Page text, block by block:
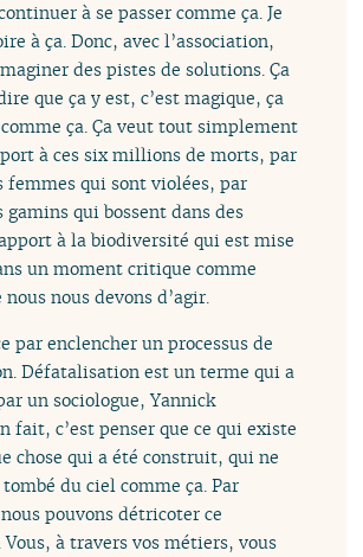
à se passer comme ça. Je
à ça. Donc, avec l’association,
des pistes de solutions. Ça
que ça y est, c’est magique, ça
comme ça. Ça veut tout simplement
à ces six millions de morts, par
femmes qui sont violées, par
gamins qui bossent dans des
à la biodiversité qui est mise
un moment critique comme
nous devons d’agir.
par enclencher un processus de
Défatalisation est un terme qui a
un sociologue, Yannick
fait, c’est penser que ce qui existe
chose qui a été construit, qui ne
du ciel comme ça. Par
pouvons détricoter ce
à travers vos métiers, vous